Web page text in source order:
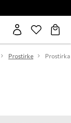
Prostirke